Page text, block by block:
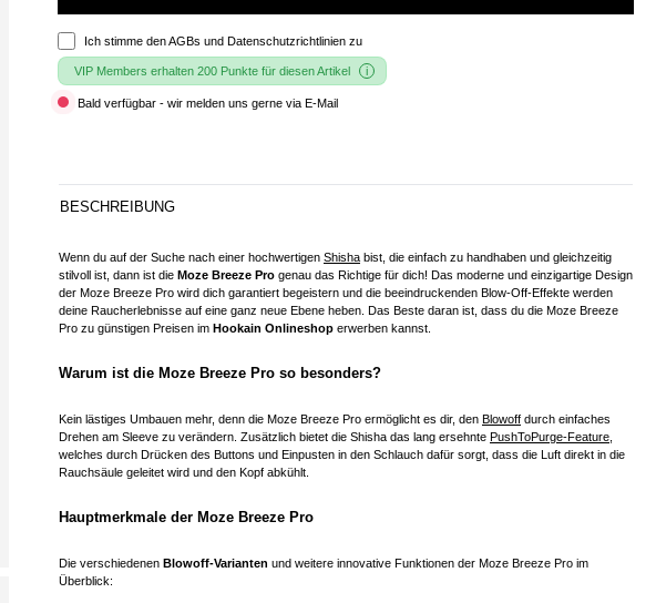
Ich stimme denAGBs und Datenschutzrichtlinien zu
VIP Members erhalten 200 Punkte für diesen Artikel
Bald verfügbar - wir melden uns gerne via E-Mail
BESCHREIBUNG
Wenn du auf der Suche nach einer hochwertigen Shisha bist, die einfach zu handhaben und gleichzeitig
stilvoll ist, dann ist die Moze Breeze Pro genau das Richtige für dich! Das moderne und einzigartige Design
der Moze Breeze Pro wird dich garantiert begeistern und die beeindruckenden Blow-Off-Effekte werden
deine Raucherlebnisse auf eine ganz neue Ebene heben. Das Beste daran ist, dass du die Moze Breeze
Pro zu günstigen Preisen im Hookain Onlineshop erwerben kannst.
Warum ist die Moze Breeze Pro so besonders?
Kein lästiges Umbauen mehr, denn die Moze Breeze Pro ermöglicht es dir, den Blowoff durch einfaches
Drehen am Sleeve zu verändern. Zusätzlich bietet die Shisha das lang ersehnte PushToPurge-Feature
welches durch Drücken des Buttons und Einpusten in den Schlauch dafür sorgt, dass die Luft direkt in die
Rauchsäule geleitet wird und den Kopf abkühlt.
Hauptmerkmale der Moze Breeze Pro
Die verschiedenen Blowoff-Varianten und weitere innovative Funktionen der Moze Breeze Pro im
Überblick: